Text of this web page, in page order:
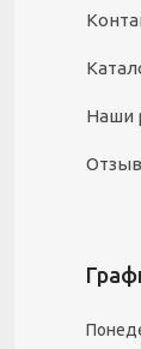
Наши